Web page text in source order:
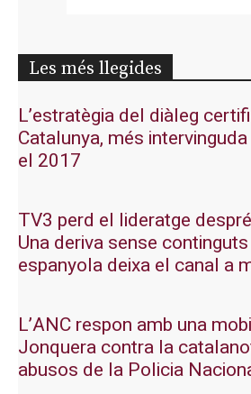
Les més llegides
L’estratègia del diàleg
Catalunya, més
el 2017
TV3 perd el lideratge
Una deriva sense
espanyola deixa el canal a
L’ANC respon amb una
Jonquera contra la
abusos de la Policia